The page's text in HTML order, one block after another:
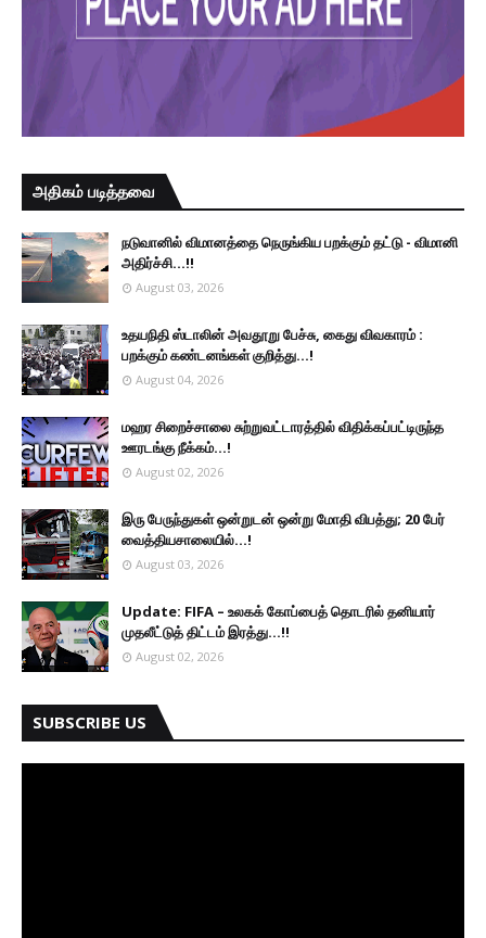
அதிகம் படித்தவை
நடுவானில் விமானத்தை நெருங்கிய பறக்கும் தட்டு - விமானி
அதிர்ச்சி...!!
August 03, 2026
உதயநிதி ஸ்டாலின் அவதூறு பேச்சு, கைது விவகாரம் :
பறக்கும் கண்டனங்கள் குறித்து...!
August 04, 2026
மஹர சிறைச்சாலை சுற்றுவட்டாரத்தில் விதிக்கப்பட்டிருந்த
ஊரடங்கு நீக்கம்...!
August 02, 2026
இரு ப‍ேருந்துகள் ஒன்றுடன் ஒன்று மோதி விபத்து; 20 பேர்
வைத்தியசாலையில்...!
August 03, 2026
Update: FIFA – உலகக் கோப்பைத் தொடரில் தனியார்
முதலீட்டுத் திட்டம் இரத்து...!!
August 02, 2026
SUBSCRIBE US